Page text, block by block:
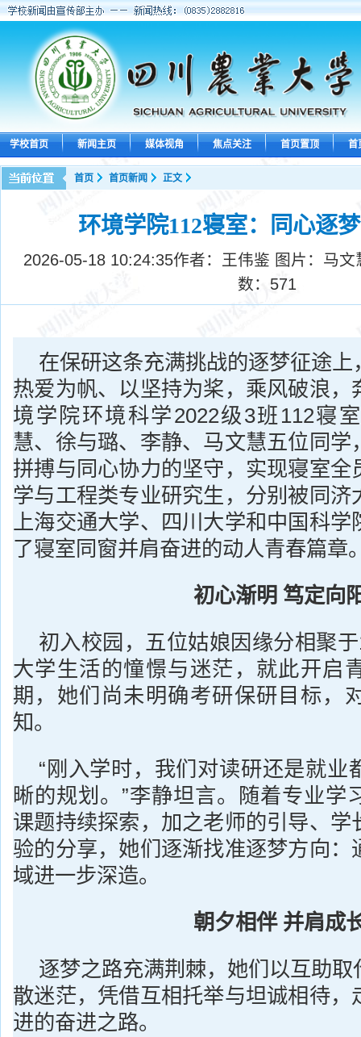
学校首页 新闻主页 媒体视角 焦点关注 首页置顶 首
首页 首页新闻 正文
环境学院112寝室：同心逐
2026-05-18 10:24:35作者：王伟鉴 图片：马
数： 571
在保研这条充满挑战的逐梦征途
热爱为帆、以坚持为桨，乘风破浪，
境学院环境科学2022级3班112寝
慧、徐与璐、李静、马文慧五位同学
拼搏与同心协力的坚守，实现寝室全
学与工程类专业研究生，分别被同济
上海交通大学、四川大学和中国科学
了寝室同窗并肩奋进的动人青春篇章
初心渐明 笃定向
初入校园，五位姑娘因缘分相聚
大学生活的憧憬与迷茫，就此开启
期，她们尚未明确考研保研目标，
知。
“刚入学时，我们对读研还是就业
晰的规划。”李静坦言。随着专业学
课题持续探索，加之老师的引导、学
验的分享，她们逐渐找准逐梦方向：
域进一步深造。
朝夕相伴 并肩成
逐梦之路充满荆棘，她们以互助
散迷茫，凭借互相托举与坦诚相待，
进的奋进之路。